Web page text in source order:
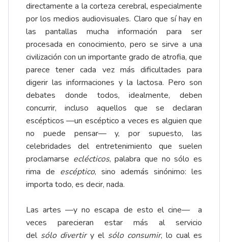
directamente a la corteza cerebral, especialmente
por los medios audiovisuales. Claro que sí hay en
las pantallas mucha información para ser
procesada en conocimiento, pero se sirve a una
civilización con un importante grado de atrofia, que
parece tener cada vez más dificultades para
digerir las informaciones y la lactosa. Pero son
debates donde todos, idealmente, deben
concurrir, incluso aquellos que se declaran
escépticos —un escéptico a veces es alguien que
no puede pensar— y, por supuesto, las
celebridades del entretenimiento que suelen
proclamarse eclécticos, palabra que no sólo es
rima de escéptico, sino además sinónimo: les
importa todo, es decir, nada.
Las artes —y no escapa de esto el cine— a
veces parecieran estar más al servicio
del sólo divertiry el sólo consumir, lo cual es